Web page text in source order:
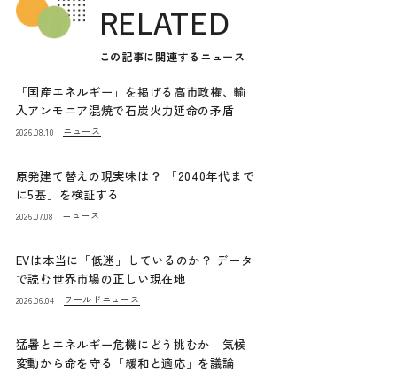
RELATED
この記事に関連するニュース
「国産エネルギー」を掲げる高市政権、輸
入アンモニア混焼で石炭火力延命の矛盾
2026.08.10 ニュース
原発建て替えの現実味は？ 「2040年代まで
に5基」を検証する
2026.07.08 ニュース
EVは本当に「低迷」しているのか？ データ
で読む世界市場の正しい現在地
2026.06.04 ワールドニュース
猛暑とエネルギー危機にどう挑むか 気候
変動から命を守る「緩和と適応」を議論